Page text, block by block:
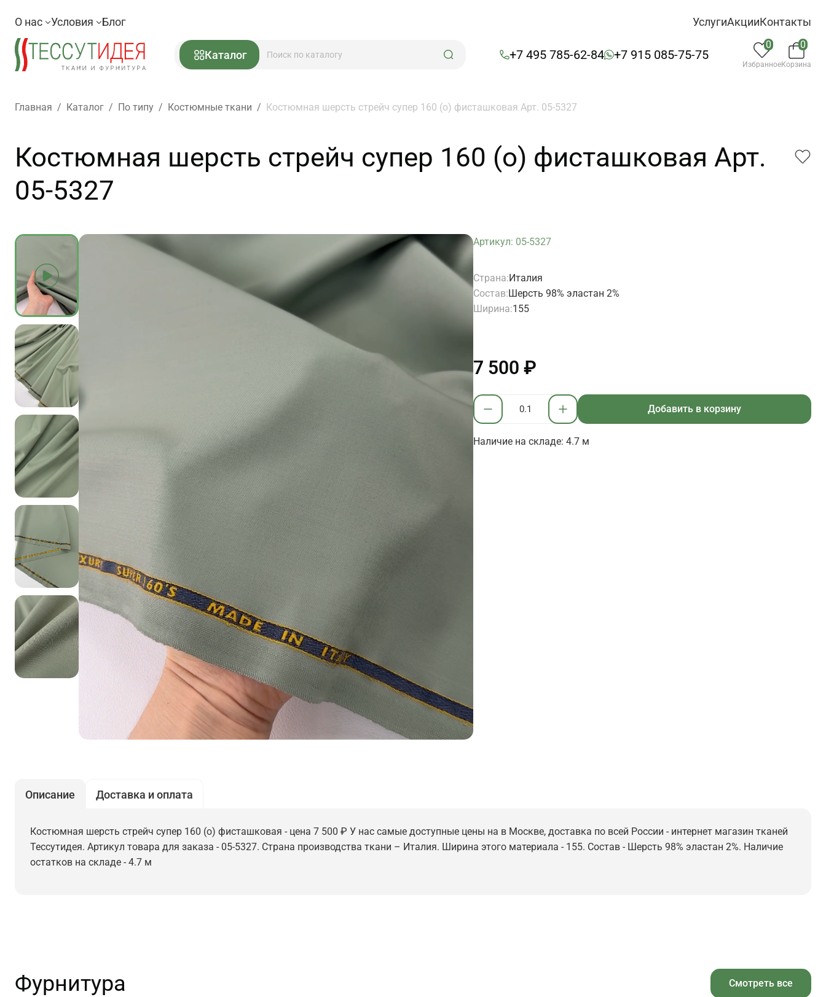
О нас Условия Блог УслугиАкцииКонтакты
Каталог +7 495 785-62-84 +7 915 085-75-75
0
Избранное
0
Корзина
Главная / Каталог / По типу / Костюмные ткани / Костюмная шерсть стрейч супер 160 (о) фисташковая Арт. 05-5327
Костюмная шерсть стрейч супер 160 (о) фисташковая Арт.
05-5327
Артикул: 05-5327
Страна:Италия
Состав:Шерсть 98% эластан 2%
Ширина:155
7 500 ₽
Добавить в корзину
Наличие на складе: 4.7 м
Описание Доставка и оплата
Костюмная шерсть стрейч супер 160 (о) фисташковая - цена 7 500 ₽ У нас самые доступные цены на в Москве, доставка по всей России - интернет магазин тканей
Тессутидея. Артикул товара для заказа - 05-5327. Страна производства ткани – Италия. Ширина этого материала - 155. Состав - Шерсть 98% эластан 2%. Наличие
остатков на складе - 4.7 м
Фурнитура Смотреть все